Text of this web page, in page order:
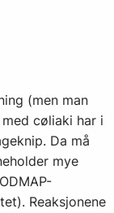
(men man
cøliaki har i
Da må
mye
Reaksjonene